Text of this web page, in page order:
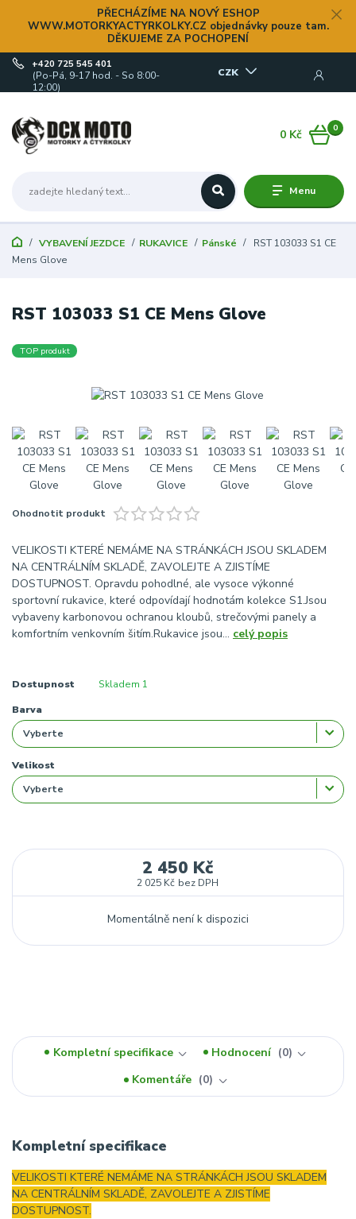
PŘECHÁZÍME NA NOVÝ ESHOP
WWW.MOTORKYACTYRKOLKY.CZ objednávky pouze tam.
DĚKUJEME ZA POCHOPENÍ
Menu
CZK
+420 725 545 401
(Po-Pá, 9-17 hod. - So 8:00-
12:00)
0
0 Kč
VYBAVENÍ JEZDCE RUKAVICE Pánské
RST 103033 S1 CE
Mens Glove
RST 103033 S1 CE Mens Glove
TOP produkt
Ohodnotit produkt
VELIKOSTI KTERÉ NEMÁME NA STRÁNKÁCH JSOU SKLADEM
NA CENTRÁLNÍM SKLADĚ, ZAVOLEJTE A ZJISTÍME
DOSTUPNOST. Opravdu pohodlné, ale vysoce výkonné
sportovní rukavice, které odpovídají hodnotám kolekce S1.Jsou
vybaveny karbonovou ochranou kloubů, strečovými panely a
komfortním venkovním šitím.Rukavice jsou... celý popis
Dostupnost Skladem 1
Barva
Velikost
2 450 Kč
2 025 Kč bez DPH
Momentálně není k dispozici
Kompletní specifikace Hodnocení
0
Komentáře
0
Kompletní specifikace
VELIKOSTI KTERÉ NEMÁME NA STRÁNKÁCH JSOU SKLADEM
NA CENTRÁLNÍM SKLADĚ, ZAVOLEJTE A ZJISTÍME
DOSTUPNOST.